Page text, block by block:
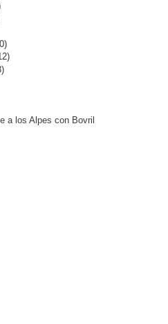
a los Alpes con Bovril